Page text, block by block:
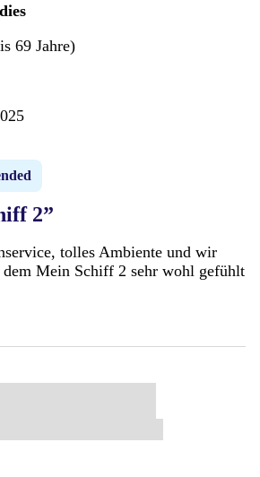
69 Jahre)
2”
tolles Ambiente und wir
dem Mein Schiff 2 sehr wohl gefühlt